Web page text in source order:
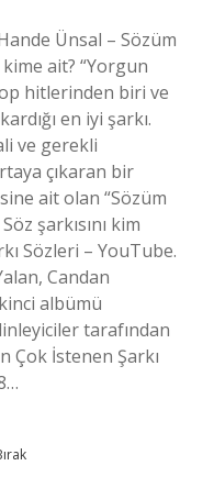
Ünsal – Sözüm
kime ait? “Yorgun
hitlerinden biri ve
en iyi şarkı.
ve gerekli
çıkaran bir
ait olan “Sözüm
şarkısını kim
Sözleri – YouTube.
Candan
albümü
tarafından
Çok İstenen Şarkı